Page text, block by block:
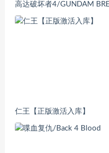
高达破坏者4/GUNDAM
仁王【正版激活入库】